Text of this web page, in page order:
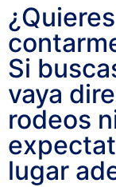
Si
vaya
rodeos
lugar